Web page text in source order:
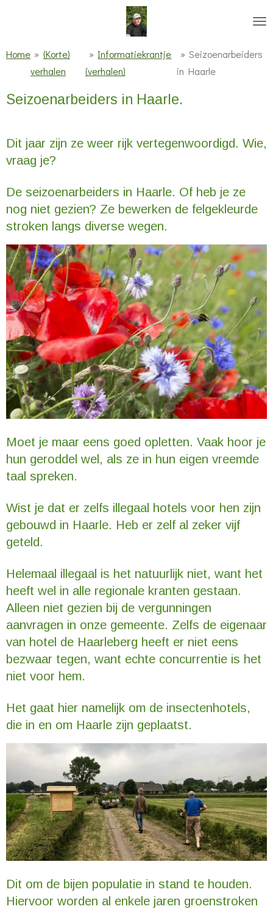
Home » (Korte)
verhalen
» Informatiekrantje
(verhalen)
» Seizoenarbeiders
in Haarle
Seizoenarbeiders in Haarle.
Dit jaar zijn ze weer rijk vertegenwoordigd. Wie,
vraag je?
De seizoenarbeiders in Haarle. Of heb je ze
nog niet gezien? Ze bewerken de felgekleurde
stroken langs diverse wegen.
Moet je maar eens goed opletten. Vaak hoor je
hun geroddel wel, als ze in hun eigen vreemde
taal spreken.
Wist je dat er zelfs illegaal hotels voor hen zijn
gebouwd in Haarle. Heb er zelf al zeker vijf
geteld.
Helemaal illegaal is het natuurlijk niet, want het
heeft wel in alle regionale kranten gestaan.
Alleen niet gezien bij de vergunningen
aanvragen in onze gemeente. Zelfs de eigenaar
van hotel de Haarleberg heeft er niet eens
bezwaar tegen, want echte concurrentie is het
niet voor hem.
Het gaat hier namelijk om de insectenhotels,
die in en om Haarle zijn geplaatst.
Dit om de bijen populatie in stand te houden.
Hiervoor worden al enkele jaren groenstroken